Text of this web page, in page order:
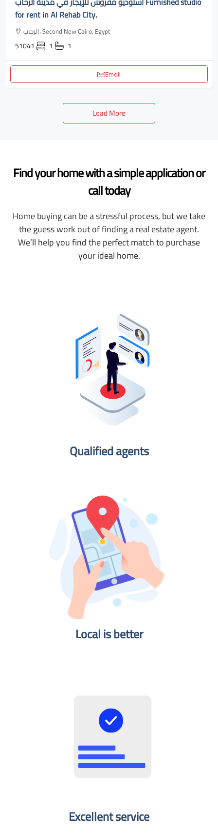
for rent in Al Rehab City.
الرحاب، Second New Cairo, Egypt
51041 1 1
Email
Load More
Find your home with a simple application or
call today
Home buying can be a stressful process, but we take
the guess work out of finding a real estate agent.
We’ll help you find the perfect match to purchase
your ideal home.
Qualified agents​
Local is better​
Excellent service